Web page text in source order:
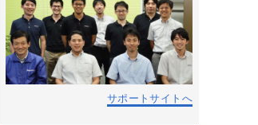
サポートサイトへ